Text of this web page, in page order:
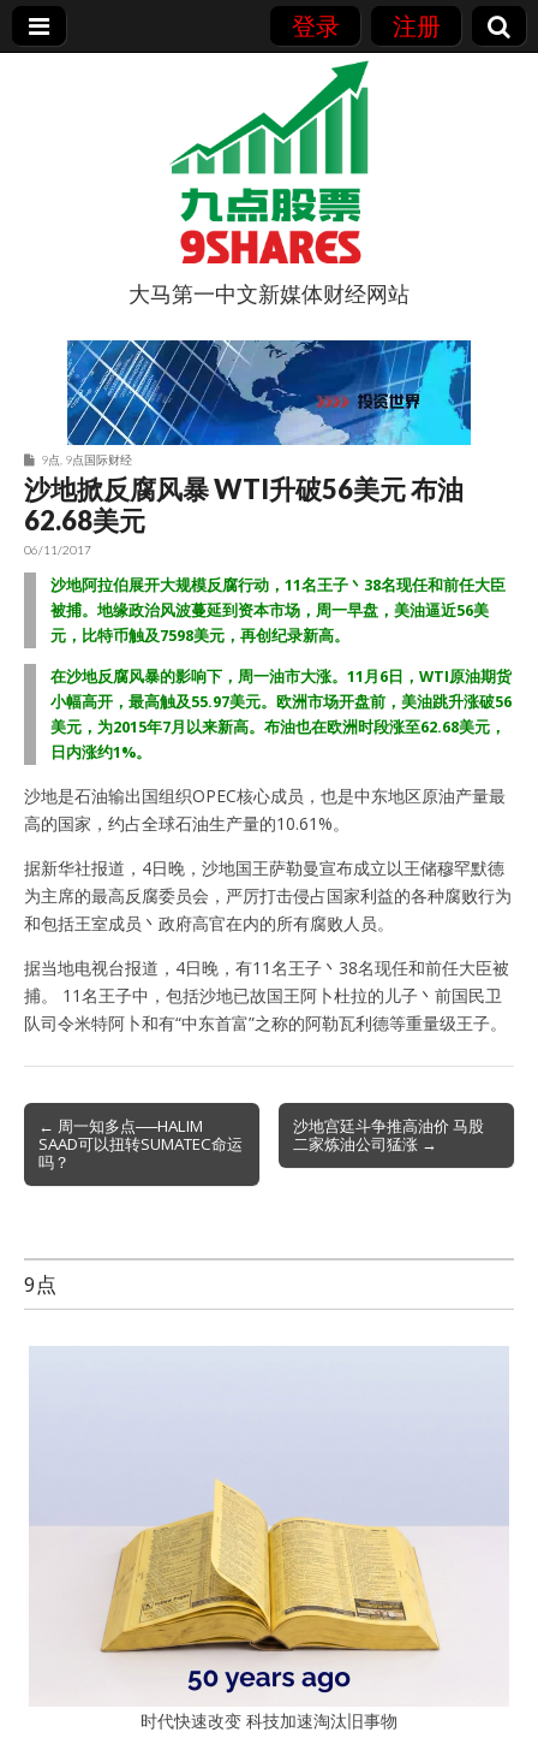
登录 注册
9点股票
大马第一中文新媒体财经网站
9点 9点国际财经
沙地掀反腐风暴 WTI升破56美元 布油
62.68美元
06/11/2017
沙地阿拉伯展开大规模反腐行动，11名王子丶38名现任和前任大臣
被捕。地缘政治风波蔓延到资本市场，周一早盘，美油逼近56美
元，比特币触及7598美元，再创纪录新高。
在沙地反腐风暴的影响下，周一油市大涨。11月6日，WTI原油期货
小幅高开，最高触及55.97美元。欧洲市场开盘前，美油跳升涨破56
美元，为2015年7月以来新高。布油也在欧洲时段涨至62.68美元，
日内涨约1%。
沙地是石油输出国组织OPEC核心成员，也是中东地区原油产量最
高的国家，约占全球石油生产量的10.61%。
据新华社报道，4日晚，沙地国王萨勒曼宣布成立以王储穆罕默德
为主席的最高反腐委员会，严厉打击侵占国家利益的各种腐败行为
和包括王室成员丶政府高官在内的所有腐败人员。
据当地电视台报道，4日晚，有11名王子丶38名现任和前任大臣被
捕。 11名王子中，包括沙地已故国王阿卜杜拉的儿子丶前国民卫
队司令米特阿卜和有“中东首富”之称的阿勒瓦利德等重量级王子。
Post
navigation
← 周一知多点──HALIM
SAAD可以扭转SUMATEC命运
吗？
沙地宫廷斗争推高油价 马股
二家炼油公司猛涨 →
9点
时代快速改变 科技加速淘汰旧事物